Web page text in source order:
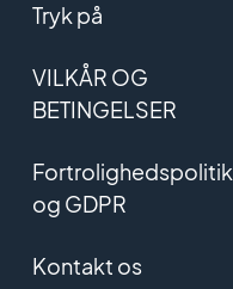
Tryk på
VILKÅR OG
BETINGELSER
Fortrolighedspolitik
og GDPR
Kontakt os